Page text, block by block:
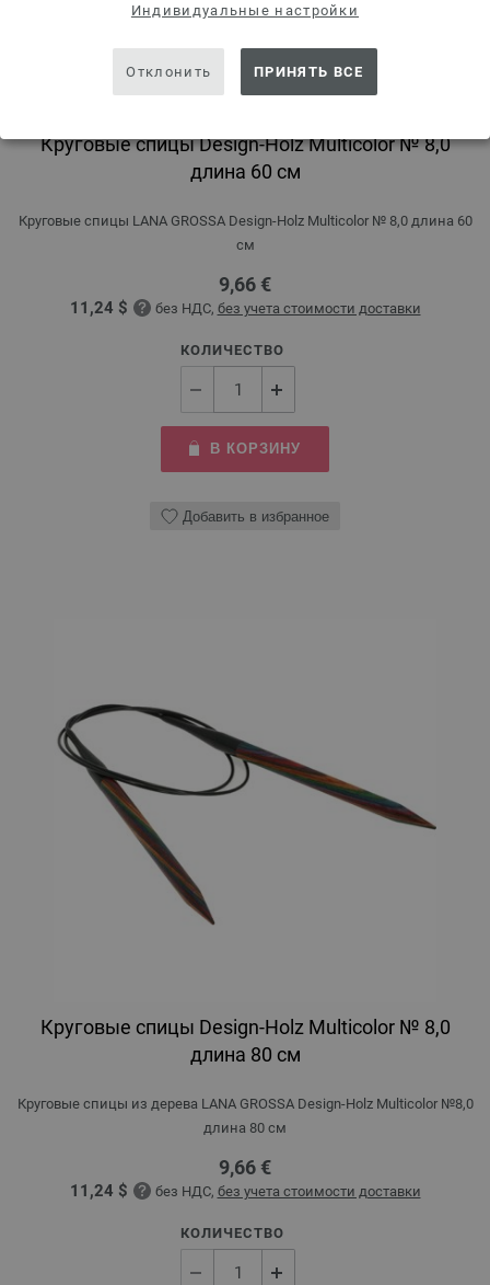
Индивидуальные настройки
Отклонить ПРИНЯТЬ ВСЕ
Круговые спицы Design-Holz Multicolor № 8,0
длина 60 см
Круговые спицы LANA GROSSA Design-Holz Multicolor № 8,0 длина 60
см
9,66 €
11,24 $ без НДС, без учета стоимости доставки
КОЛИЧЕСТВО
В КОРЗИНУ
Добавить в избранное
Круговые спицы Design-Holz Multicolor № 8,0
длина 80 см
Круговые спицы из дерева LANA GROSSA Design-Holz Multicolor №8,0
длина 80 см
9,66 €
11,24 $ без НДС, без учета стоимости доставки
КОЛИЧЕСТВО